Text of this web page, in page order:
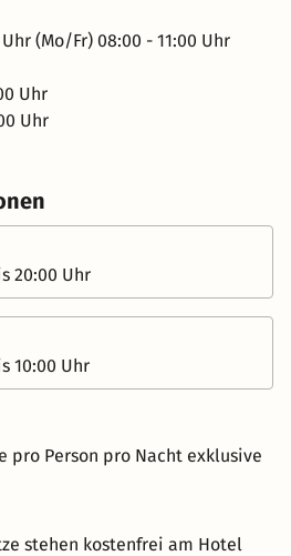
(Mo/Fr) 08:00 - 11:00 Uhr
Uhr
Uhr
20:00 Uhr
10:00 Uhr
pro Person pro Nacht exklusive
stehen kostenfrei am Hotel